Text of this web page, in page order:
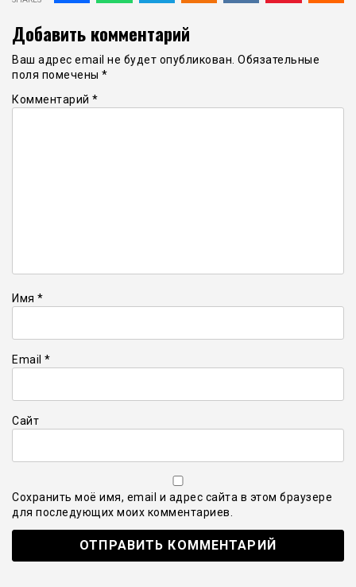
Добавить комментарий
Ваш адрес email не будет опубликован. Обязательные
поля помечены *
Комментарий *
Имя *
Email *
Сайт
Сохранить моё имя, email и адрес сайта в этом браузере
для последующих моих комментариев.